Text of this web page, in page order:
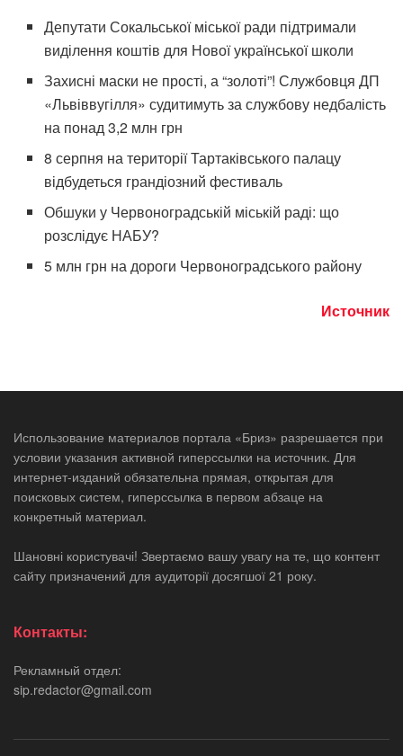
Депутати Сокальської міської ради підтримали
виділення коштів для Нової української школи
Захисні маски не прості, а “золоті”! Службовця ДП
«Львіввугілля» судитимуть за службову недбалість
на понад 3,2 млн грн
8 серпня на території Тартаківського палацу
відбудеться грандіозний фестиваль
Обшуки у Червоноградській міській раді: що
розслідує НАБУ?
5 млн грн на дороги Червоноградського району
Источник
Использование материалов портала «Бриз» разрешается при
условии указания активной гиперссылки на источник. Для
интернет-изданий обязательна прямая, открытая для
поисковых систем, гиперссылка в первом абзаце на
конкретный материал.
Шановні користувачі! Звертаємо вашу увагу на те, що контент
сайту призначений для аудиторії досягшої 21 року.
Контакты:
Рекламный отдел:
sip.redactor@gmail.com